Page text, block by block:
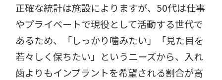
正確な統計は施設によりますが、50代は仕事
やプライベートで現役として活動する世代で
あるため、「しっかり噛みたい」「見た目を
若々しく保ちたい」というニーズから、入れ
歯よりもインプラントを希望される割合が高